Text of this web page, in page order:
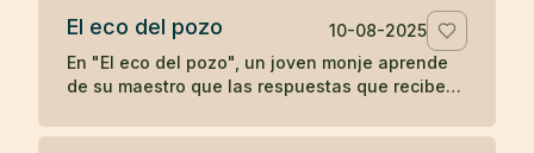
El eco del pozo
10-08-2025
En "El eco del pozo", un joven monje aprende
de su maestro que las respuestas que recibe
ilustrando la enseñanza zen de que nuestra